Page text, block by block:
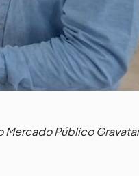
Mercado Público Gravataí